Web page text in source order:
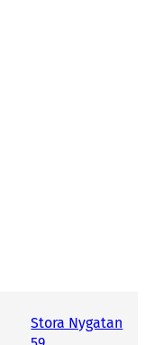
Stora Nygatan